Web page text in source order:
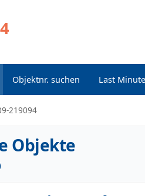
Objektnr. suchen Last Minute
219094
Objekte